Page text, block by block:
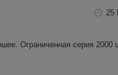
25
Ограниченная серия 2000